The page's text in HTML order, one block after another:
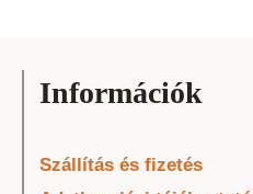
Információk
Szállítás és fizetés